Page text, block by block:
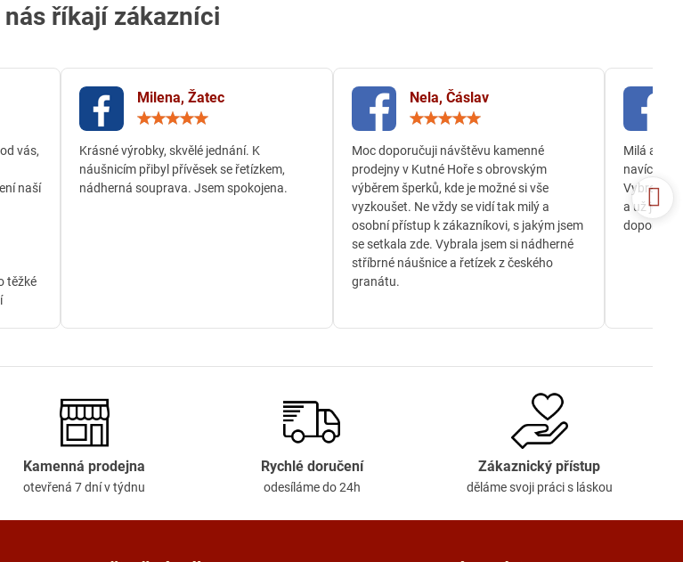
nás říkají zákazníci
vás,
naší
těžké
Milena, Žatec
/
5
Krásné výrobky, skvělé jednání. K
náušnicím přibyl přívěsek se řetízkem,
nádherná souprava. Jsem spokojena.
Nela, Čáslav
/
5
Moc doporučuji návštěvu kamenné
prodejny v Kutné Hoře s obrovským
výběrem šperků, kde je možné si vše
vyzkoušet. Ne vždy se vidí tak milý a
osobní přístup k zákazníkovi, s jakým jsem
se setkala zde. Vybrala jsem si nádherné
stříbrné náušnice a řetízek z českého
granátu.
Milá a
navíc
Vybrala
a už je
Kamenná prodejna
otevřená 7 dní v týdnu
Rychlé doručení
odesíláme do 24h
Zákaznický přístup
děláme svoji práci s láskou